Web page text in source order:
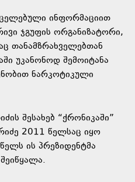
ინფორმაციით
ჯგუფის ორგანიზატორი,
თანამზრახველებთან
უკანონოდ შემოიტანა
ნარკოტიკული
შესახებ “ქრონიკაში”
2011 წელსაც იყო
ის პრეზიდენტმა